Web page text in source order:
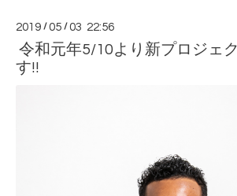
2019 /05 /03 22:56
令和元年5/10より新プロジェ
す!!